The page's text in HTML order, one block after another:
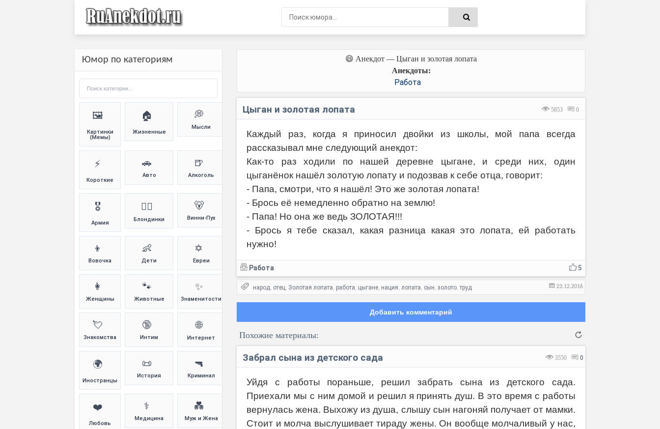
😄 Анекдот — Цыган и золотая лопата
Анекдоты:
Работа
5853 0
Цыган и золотая лопата
Каждый раз, когда я приносил двойки из школы, мой папа всегда
рассказывал мне следующий анекдот:
Как-то раз ходили по нашей деревне цыгане, и среди них, один
цыганёнок нашёл золотую лопату и подозвав к себе отца, говорит:
- Папа, смотри, что я нашёл! Это же золотая лопата!
- Брось её немедленно обратно на землю!
- Папа! Но она же ведь ЗОЛОТАЯ!!!
- Брось я тебе сказал, какая разница какая это лопата, ей работать
нужно!
5
Работа
23.12.2016
народ, отец, Золотая лопата, работа, цыгане, нация, лопата, сын, золото,труд
Добавить комментарий
Похожие материалы:
3550 0
Забрал сына из детского сада
Уйдя с работы пораньше, решил забрать сына из детского сада.
Приехали мы с ним домой и решил я принять душ. В это время с работы
вернулась жена. Выхожу из душа, слышу сын нагоняй получает от мамки.
Стоит и молча выслушивает тираду жены. Он вообще молчаливый у нас,
Юмор по категориям
🖼️
Картинки
(Мемы)
🏠
Жизненные
💭
Мысли
⚡
Короткие
🚗
Авто
🍺
Алкоголь
🎖️
Армия
👱‍♀️
Блондинки
🐻
Винни-Пух
👦
Вовочка
👶
Дети
✡️
Евреи
👩
Женщины
🐾
Животные
✨
Знаменитости
💘
Знакомства
🔞
Интим
🌐
Интернет
🌍
Иностранцы
📜
История
🔫
Криминал
❤️
Любовь
⚕️
Медицина
💑
Муж и Жена